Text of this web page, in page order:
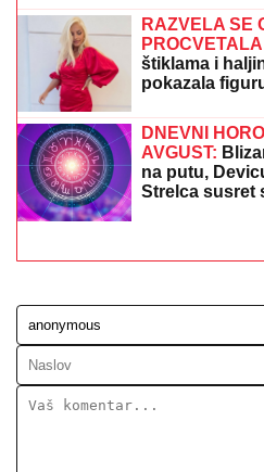
(FOTO) BALONI, CVEĆE I
Dea Đurđević preuredila
sve u znaku male Iris:
CECU NIKO
Beograd:
naočare